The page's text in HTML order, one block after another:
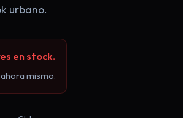
urbano.
en stock.
mismo.